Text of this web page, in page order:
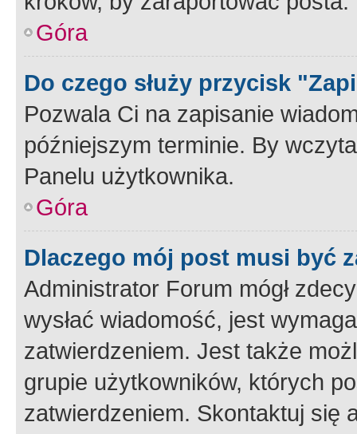
Góra
Do czego służy przycisk
Pozwala Ci na zapisanie
późniejszym terminie. By
Panelu użytkownika.
Góra
Dlaczego mój post musi być
Administrator Forum mógł
wysłać wiadomość, jest
zatwierdzeniem. Jest także
grupie użytkowników, których
zatwierdzeniem. Skontaktuj się